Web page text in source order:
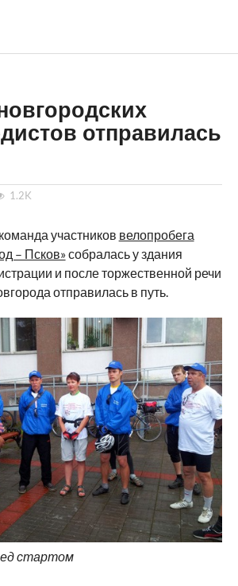
отправилась
1.2K
участников велопробега
– Псков»собралась у здания
и после торжественной речи
отправилась в путь.
стартом